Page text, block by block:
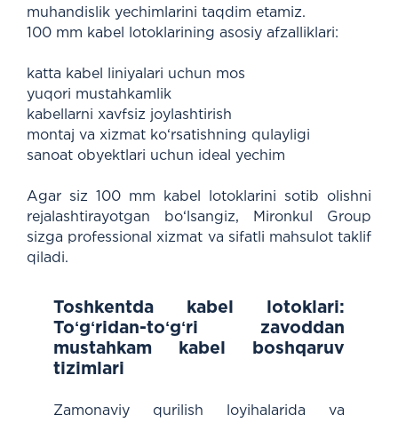
muhandislik yechimlarini taqdim etamiz.
100 mm kabel lotoklarining asosiy afzalliklari:
katta kabel liniyalari uchun mos
yuqori mustahkamlik
kabellarni xavfsiz joylashtirish
montaj va xizmat ko‘rsatishning qulayligi
sanoat obyektlari uchun ideal yechim
Agar siz 100 mm kabel lotoklarini sotib olishni
rejalashtirayotgan bo‘lsangiz, Mironkul Group
sizga professional xizmat va sifatli mahsulot taklif
qiladi.
Toshkentda kabel lotoklari:
Toʻgʻridan-toʻgʻri zavoddan
mustahkam kabel boshqaruv
tizimlari
Zamonaviy qurilish loyihalarida va